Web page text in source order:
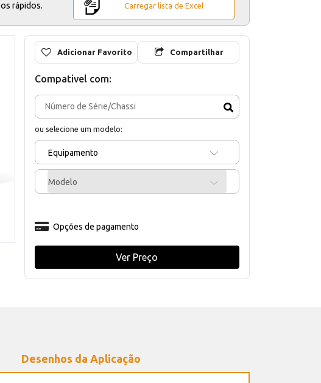
rápidos. Carregar lista de Excel
Adicionar Favorito Compartilhar
Compativel com:
ou selecione um modelo:
Equipamento
Modelo
Opções de pagamento
Ver Preço
Desenhos da Aplicação